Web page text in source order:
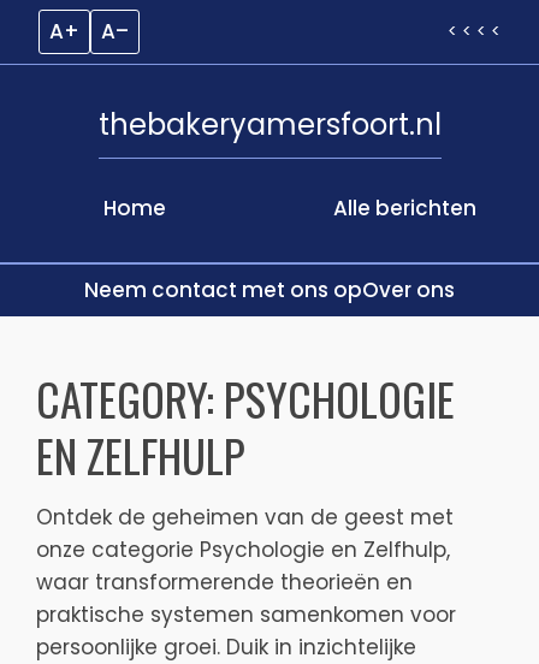
A+ A– < < < <
Home
thebakeryamersfoort.nl
Alle berichten
Neem contact met ons opOver ons
contentCATEGORY: PSYCHOLOGIE
EN ZELFHULP
Ontdek de geheimen van de geest met
onze categorie Psychologie en Zelfhulp,
waar transformerende theorieën en
praktische systemen samenkomen voor
persoonlijke groei. Duik in inzichtelijke